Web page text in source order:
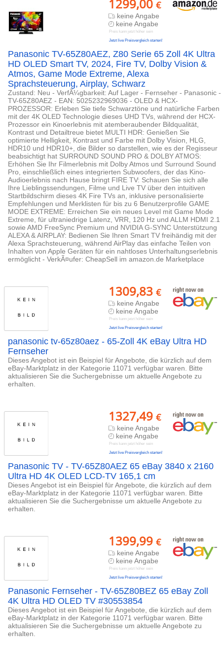
1299,00 €
keine Angabe
keine Angabe
Preis kann jetzt höher sein
Jetzt live Preisvergleich starten!
Panasonic TV-65Z80AEZ, Z80 Serie 65 Zoll 4K Ultra
HD OLED Smart TV, 2024, Fire TV, Dolby Vision &
Atmos, Game Mode Extreme, Alexa
Sprachsteuerung, Airplay, Schwarz
Zustand: Neu - VerfÃ¼gbarkeit: Auf Lager - Fernseher - Panasonic -
TV-65Z80AEZ - EAN: 5025232969036 - OLED & HCX-
PROZESSOR: Erleben Sie tiefe Schwarztöne und natürliche Farben
mit der 4K OLED Technologie dieses UHD TVs, während der HCX-
Prozessor ein Kinoerlebnis mit atemberaubender Bildqualität,
Kontrast und Detailtreue bietet MULTI HDR: Genießen Sie
optimierte Helligkeit, Kontrast und Farbe mit Dolby Vision, HLG,
HDR10 und HDR10+, die Bilder so darstellen, wie es der Regisseur
beabsichtigt hat SURROUND SOUND PRO & DOLBY ATMOS:
Erhöhen Sie Ihr Filmerlebnis mit Dolby Atmos und Surround Sound
Pro, einschließlich eines integrierten Subwoofers, der das Kino-
Audioerlebnis nach Hause bringt FIRE TV: Schauen Sie sich alle
Ihre Lieblingssendungen, Filme und Live TV über den intuitiven
Startbildschirm dieses 4K Fire TVs an, inklusive personalisierte
Empfehlungen und Merklisten für bis zu 6 Benutzerprofile GAME
MODE EXTREME: Erreichen Sie ein neues Level mit Game Mode
Extreme, für ultraniedrige Latenz, VRR, 120 Hz und ALLM HDMI 2.1
sowie AMD FreeSync Premium und NVIDIA G-SYNC Unterstützung
ALEXA & AIRPLAY: Bedienen Sie Ihren Smart TV freihändig mit der
Alexa Sprachsteuerung, während AirPlay das einfache Teilen von
Inhalten von Apple Geräten für ein nahtloses Unterhaltungserlebnis
ermöglicht - VerkÃ¤ufer: CheapSell im amazon.de Marketplace
1309,83 €
keine Angabe
keine Angabe
Preis kann jetzt höher sein
Jetzt live Preisvergleich starten!
panasonic tv-65z80aez - 65-Zoll 4K eBay Ultra HD
Fernseher
Dieses Angebot ist ein Beispiel für Angebote, die kürzlich auf dem
eBay-Marktplatz in der Kategorie 11071 verfügbar waren. Bitte
aktualisieren Sie die Suchergebnisse um aktuelle Angebote zu
erhalten.
1327,49 €
keine Angabe
keine Angabe
Preis kann jetzt höher sein
Jetzt live Preisvergleich starten!
Panasonic TV - TV-65Z80AEZ 65 eBay 3840 x 2160
Ultra HD 4K OLED LCD-TV 165,1 cm
Dieses Angebot ist ein Beispiel für Angebote, die kürzlich auf dem
eBay-Marktplatz in der Kategorie 11071 verfügbar waren. Bitte
aktualisieren Sie die Suchergebnisse um aktuelle Angebote zu
erhalten.
1399,99 €
keine Angabe
keine Angabe
Preis kann jetzt höher sein
Jetzt live Preisvergleich starten!
Panasonic Fernseher - TV-65Z80BEZ 65 eBay Zoll
4K Ultra HD OLED TV #30553854
Dieses Angebot ist ein Beispiel für Angebote, die kürzlich auf dem
eBay-Marktplatz in der Kategorie 11071 verfügbar waren. Bitte
aktualisieren Sie die Suchergebnisse um aktuelle Angebote zu
erhalten.